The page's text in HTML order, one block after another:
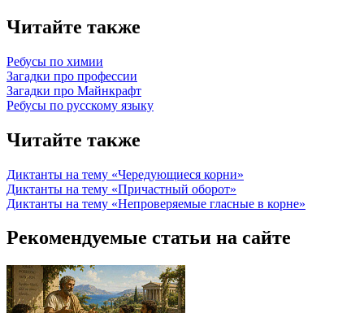
Читайте также
Ребусы по химии
Загадки про профессии
Загадки про Майнкрафт
Ребусы по русскому языку
Читайте также
Диктанты на тему «Чередующиеся корни»
Диктанты на тему «Причастный оборот»
Диктанты на тему «Непроверяемые гласные в корне»
Рекомендуемые статьи на сайте